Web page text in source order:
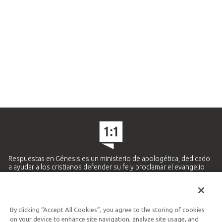
Respuestas en Génesis es un ministerio de apologética, dedicado
a ayudar a los cristianos defender su fe y proclamar el evangelio
Ministerio Hispano y Latinoamericano
By clicking “Accept All Cookies”, you agree to the storing of cookies
on your device to enhance site navigation, analyze site usage, and